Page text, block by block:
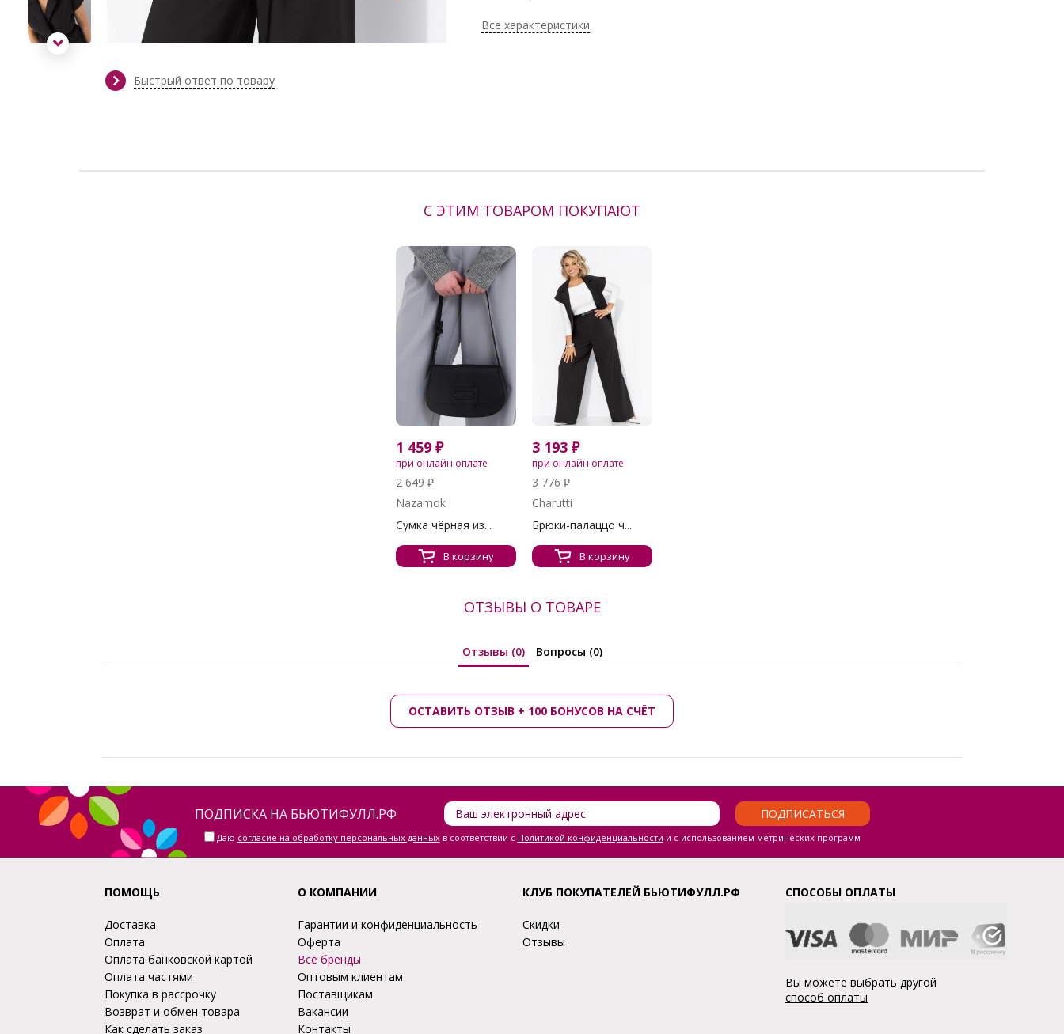
Быстрый ответ по товару
Тип ткани:
Все характеристики
С ЭТИМ ТОВАРОМ ПОКУПАЮТ
1 459 ₽
при онлайн оплате
2 649 ₽
Nazamok
Сумка чёрная из...
В корзину
3 193 ₽
при онлайн оплате
3 776 ₽
Charutti
Брюки-палаццо ч...
В корзину
ОТЗЫВЫ О ТОВАРЕ
Отзывы (0) Вопросы (0)
ОСТАВИТЬ ОТЗЫВ + 100 БОНУСОВ НА СЧЁТ
ПОДПИСКА НА БЬЮТИФУЛЛ.РФ ПОДПИСАТЬСЯ
Даю согласие на обработку персональных данныхв соответствии с Политикой конфиденциальности и с использованием метрических программ
ПОМОЩЬ
Доставка
Оплата
Оплата банковской картой
Оплата частями
Покупка в рассрочку
Возврат и обмен товара
Как сделать заказ
О КОМПАНИИ
Гарантии и конфиденциальность
Оферта
Все бренды
Оптовым клиентам
Поставщикам
Вакансии
Контакты
КЛУБ ПОКУПАТЕЛЕЙ БЬЮТИФУЛЛ.РФ
Скидки
Отзывы
СПОСОБЫ ОПЛАТЫ
Вы можете выбрать другой
способ оплаты